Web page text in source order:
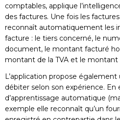
comptables, applique
des factures. Une fois les
reconnaît automatiquement les
facture : le tiers concerné, le
document, le montant facturé
montant de la TVA et le montant
L’application propose
débiter selon son expérience.
d’apprentissage automatique
exemple elle reconnaît qu’un